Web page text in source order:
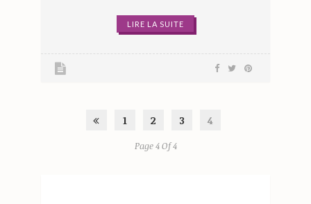
LIRE LA SUITE
1 2 3 4
Page 4 Of 4